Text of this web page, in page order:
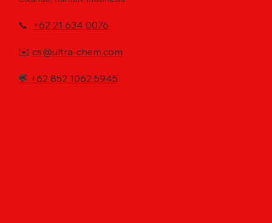
📞 +62 21 634 0076
✉️ cs@ultra-chem.com
💬 +62 852 1062 5945